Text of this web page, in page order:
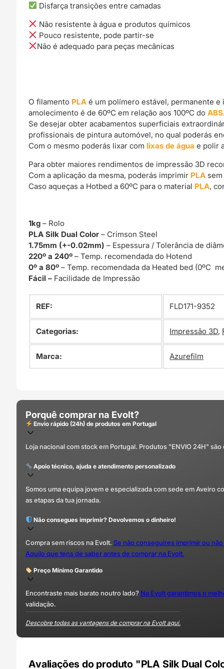
Disfarça transições entre camadas
Não resistente à água e produtos químicos
Pouco resistente, pode partir-se
Não é adequado para peças mecânicas
O filamento PLA é um polímero estável, permanente
amolecimento é de 60ºC em relação aos 100ºC doABS
Se desejar obter acabamentos superficiais
profissionais de pintura automóvel, no qual poderás
Com o mesmo poderás lixar com lixas de água e polir
Para obter maiores rendimentos de impressão 3D
Com a aplicação da mesma, poderás imprimir PLA
Caso aqueças a Hotbed a 60ºC para o material PLA,
1kg – Rolo
PLA Silk Dual Color– Crimson Steel
1.75mm (+-0.02mm)– Espessura / Tolerância de
220º a 240º– Temp. recomendada do Hotend
0º a 80º– Temp. recomendada da Heated bed (0ºC
Fácil – Facilidade de Impressão
REF: FLD171-9352
Categorias: Impressão 3D,
Marca: Azurefilm
Porquê comprar na Evolt?
Envio rápido (24h) de produtos em Portugal
Loja nacional com stock em Portugal. Produtos "ENVIO 24H"
Apoio técnico, ajuda e atendimento personalizado
Somos uma equipa jovem e especializada com sede em Aveiro
as etapas da tua jornada.
Não consegues imprimir? Devolvemos o dinheiro!
Compra sem riscos na Evolt. Se não conseguires imprimir ou
Aquilo que tens de saber antes de comprar na Evolt.
Preço Mínimo Garantido
Encontraste mais barato noutro lado? Na Evolt garantimos o
validação.
Descobre todas as vantagens de comprar na Evolt aqui.
Avaliações do produto "PLA Silk Dual